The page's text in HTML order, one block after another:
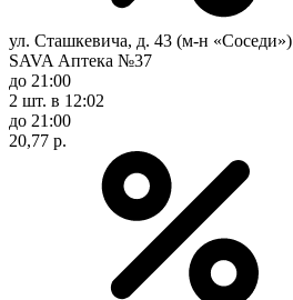
ул. Сташкевича, д. 43 (м-н «Соседи»)
SAVA Аптека №37
до 21:00
2 шт. в 12:02
до 21:00
20,77 р.